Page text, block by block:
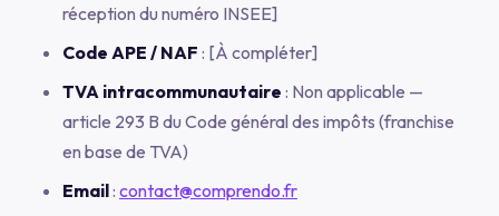
réception du numéro INSEE]
Code APE / NAF : [À compléter]
TVA intracommunautaire : Non applicable —
article 293 B du Code général des impôts (franchise
en base de TVA)
Email: contact@comprendo.fr